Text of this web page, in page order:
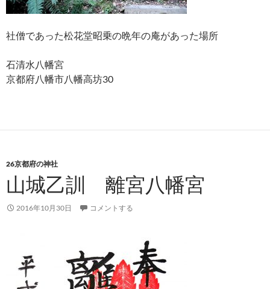
社僧であった松花堂昭乗の晩年の庵があった場所
石清水八幡宮
京都府八幡市八幡高坊30
26京都府の神社
山城乙訓 離宮八幡宮
2016年10月30日 コメントする